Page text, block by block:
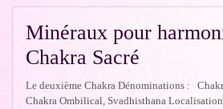
Minéraux pour
Chakra Sacré
Le deuxième Chakra Dénominations :
Chakra Ombilical, Svadhisthana Localisation